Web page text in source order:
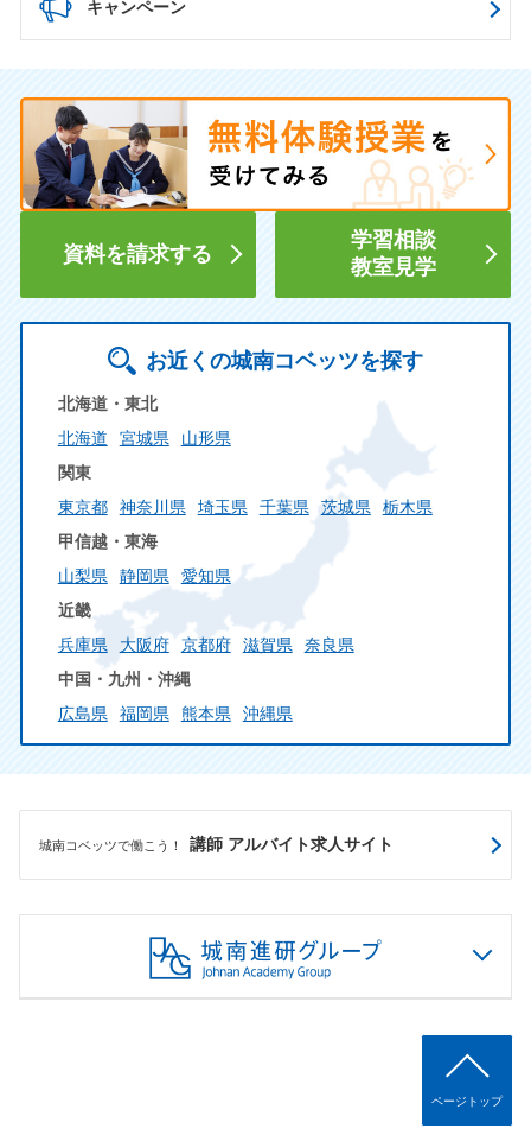
キャンペーン
資料を請求する
学習相談
教室見学
お近くの城南コベッツを探す
北海道・東北
北海道
宮城県
山形県
関東
東京都
神奈川県 埼玉県 千葉県 茨城県
栃木県
甲信越・東海
山梨県
静岡県
愛知県
近畿
兵庫県
大阪府 京都府 滋賀県
奈良県
中国・九州・沖縄
広島県
福岡県 熊本県 沖縄県
城南コベッツで働こう！ 講師 アルバイト求人サイト
ページトップ